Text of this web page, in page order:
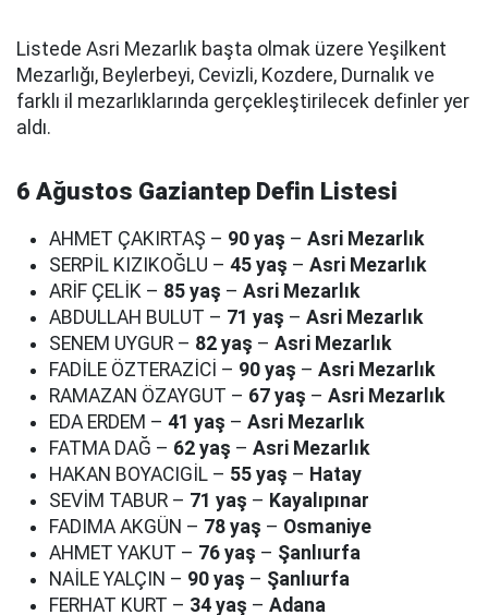
Listede Asri Mezarlık başta olmak üzere Yeşilkent
Mezarlığı, Beylerbeyi, Cevizli, Kozdere, Durnalık ve
farklı il mezarlıklarında gerçekleştirilecek definler yer
aldı.
6 Ağustos Gaziantep Defin Listesi
AHMET ÇAKIRTAŞ – 90 yaş – Asri Mezarlık
SERPİL KIZIKOĞLU – 45 yaş – Asri Mezarlık
ARİF ÇELİK – 85 yaş – Asri Mezarlık
ABDULLAH BULUT – 71 yaş – Asri Mezarlık
SENEM UYGUR – 82 yaş – Asri Mezarlık
FADİLE ÖZTERAZİCİ – 90 yaş – Asri Mezarlık
RAMAZAN ÖZAYGUT – 67 yaş – Asri Mezarlık
EDA ERDEM – 41 yaş – Asri Mezarlık
FATMA DAĞ – 62 yaş – Asri Mezarlık
HAKAN BOYACIGİL – 55 yaş – Hatay
SEVİM TABUR – 71 yaş – Kayalıpınar
FADIMA AKGÜN – 78 yaş – Osmaniye
AHMET YAKUT – 76 yaş – Şanlıurfa
NAİLE YALÇIN – 90 yaş – Şanlıurfa
FERHAT KURT – 34 yaş – Adana